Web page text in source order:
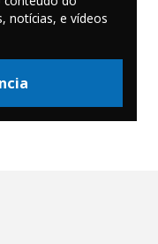
notícias, e vídeos